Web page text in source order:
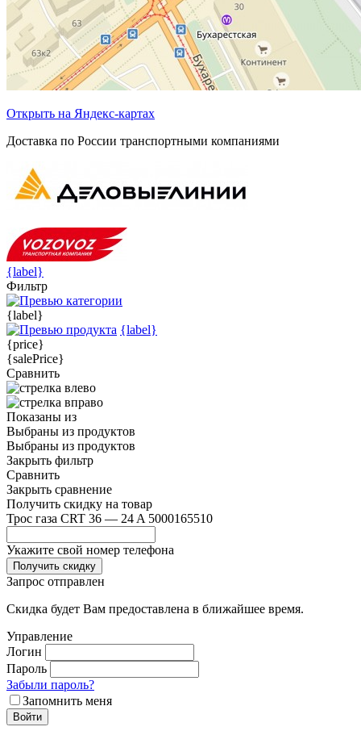
Открыть на Яндекс-картах
Доставка по России транспортными компаниями
{label}
Фильтр
{label}
{label}
{price}
{salePrice}
Сравнить
Показаны из
Выбраны из продуктов
Выбраны из продуктов
Закрыть фильтр
Сравнить
Закрыть сравнение
Получить скидку на товар
Трос газа CRT 36 — 24 A 5000165510
Укажите свой номер телефона
Получить скидку
Запрос отправлен
Скидка будет Вам предоставлена в ближайшее время.
Управление
Логин
Пароль
Забыли пароль?
Запомнить меня